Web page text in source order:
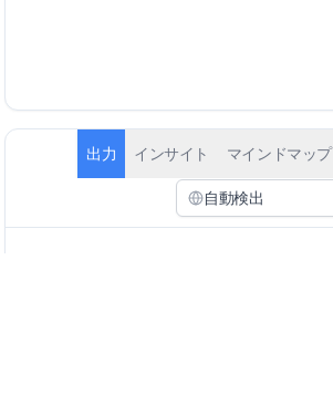
出力 インサイト マインドマップ
自動検出